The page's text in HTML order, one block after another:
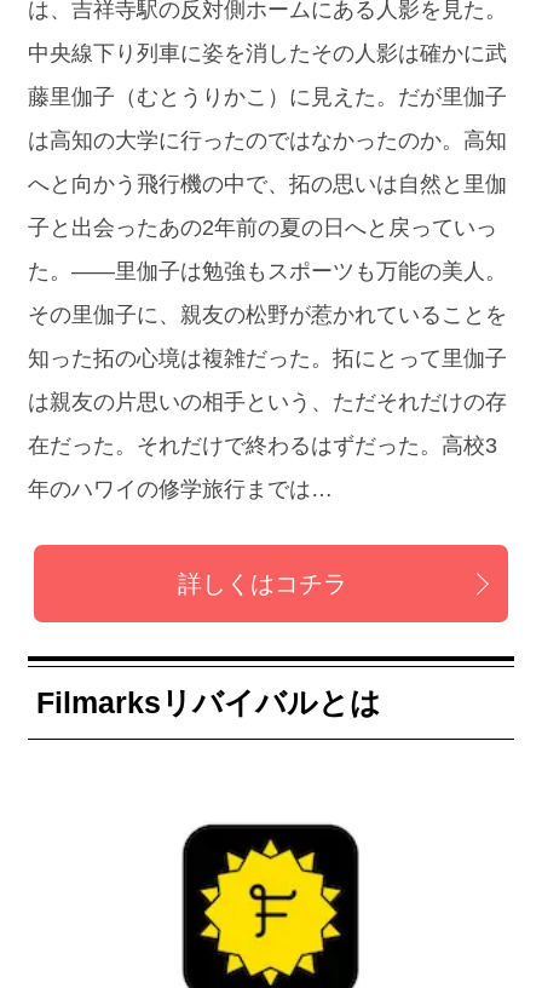
は、吉祥寺駅の反対側ホームにある人影を見た。
中央線下り列車に姿を消したその人影は確かに武
藤里伽子（むとうりかこ）に見えた。だが里伽子
は高知の大学に行ったのではなかったのか。高知
へと向かう飛行機の中で、拓の思いは自然と里伽
子と出会ったあの2年前の夏の日へと戻っていっ
た。――里伽子は勉強もスポーツも万能の美人。
その里伽子に、親友の松野が惹かれていることを
知った拓の心境は複雑だった。拓にとって里伽子
は親友の片思いの相手という、ただそれだけの存
在だった。それだけで終わるはずだった。高校3
年のハワイの修学旅行までは…
詳しくはコチラ
Filmarksリバイバルとは